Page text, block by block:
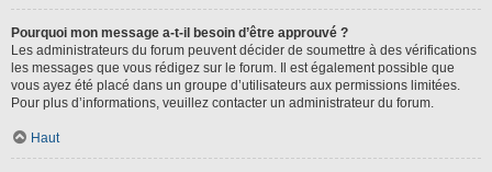
Pourquoi mon message a-t-il besoin d’être approuvé ?
Les administrateurs du forum peuvent décider de soumettre à des vérifications
les messages que vous rédigez sur le forum. Il est également possible que
vous ayez été placé dans un groupe d’utilisateurs aux permissions limitées.
Pour plus d’informations, veuillez contacter un administrateur du forum.
Haut